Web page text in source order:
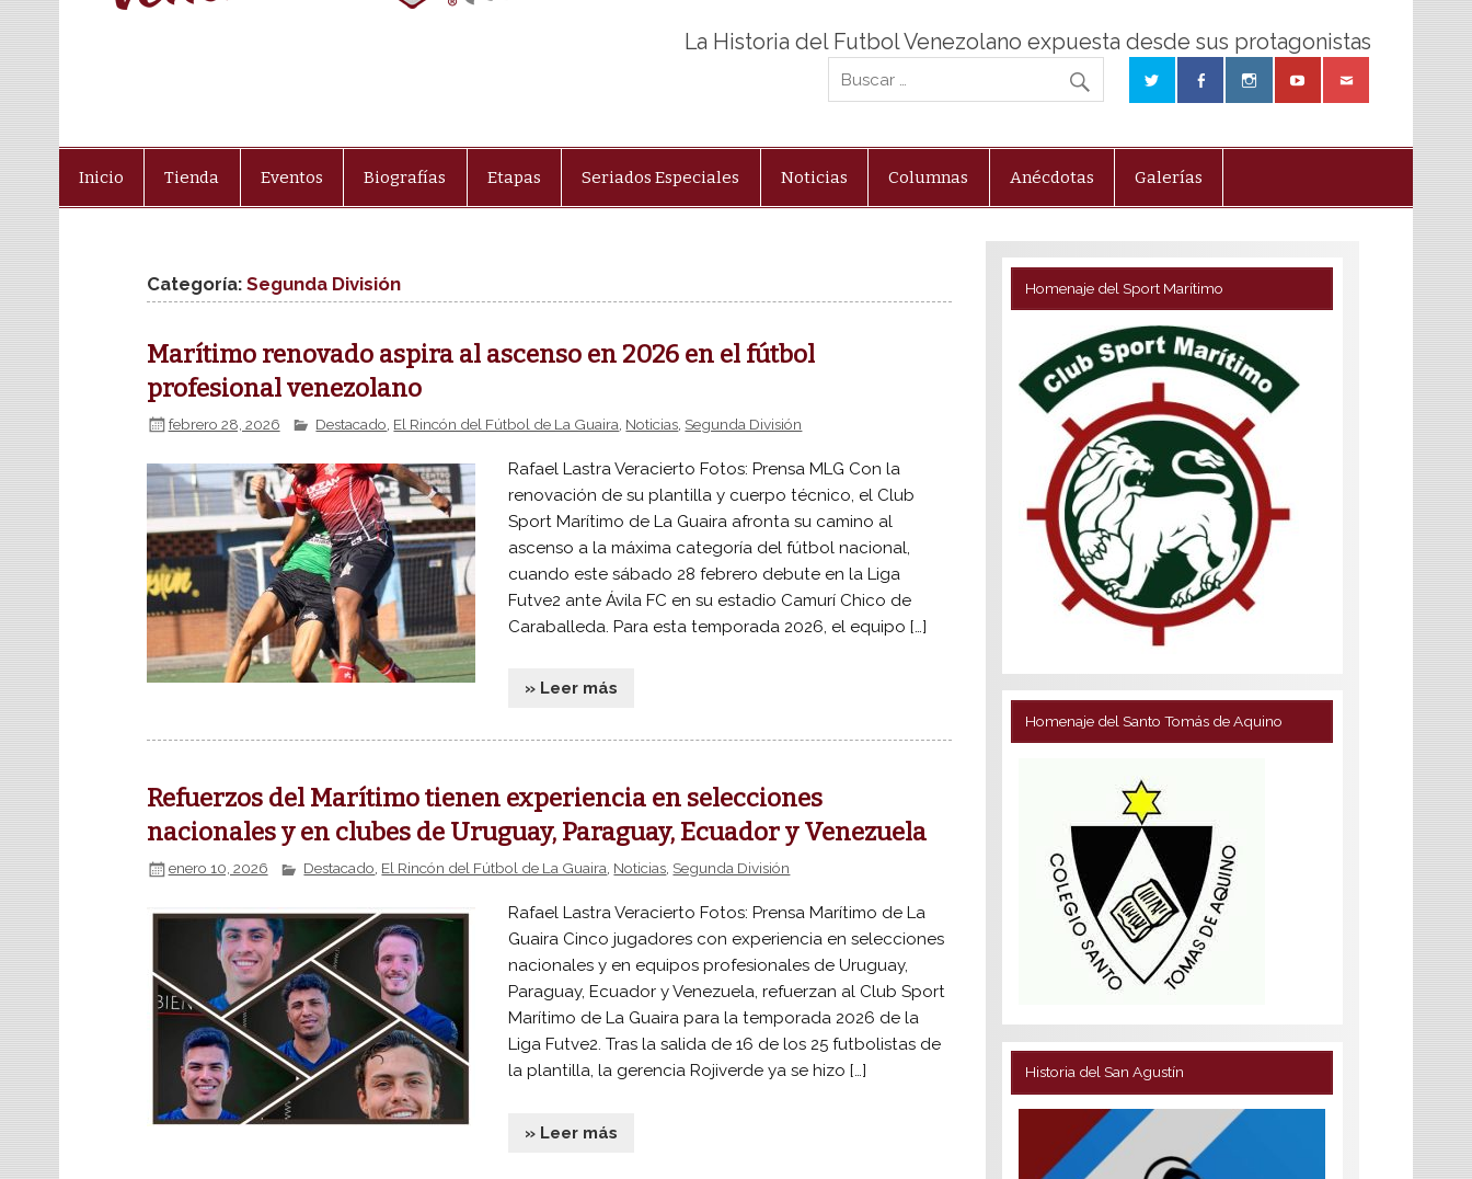
La Historia del Futbol Venezolano expuesta desde sus protagonistas
Inicio Tienda Eventos Biografías Etapas Seriados Especiales Noticias Columnas Anécdotas Galerías
Categoría: Segunda División
Marítimo renovado aspira al ascenso en 2026 en el fútbol
profesional venezolano
febrero 28, 2026 Destacado El Rincón del Fútbol de La Guaira Noticias Segunda División
Rafael Lastra Veracierto Fotos: Prensa MLG Con la
renovación de su plantilla y cuerpo técnico, el Club
Sport Marítimo de La Guaira afronta su camino al
ascenso a la máxima categoría del fútbol nacional,
cuando este sábado 28 febrero debute en la Liga
Futve2 ante Ávila FC en su estadio Camurí Chico de
Caraballeda. Para esta temporada 2026, el equipo […]
» Leer más
Refuerzos del Marítimo tienen experiencia en selecciones
nacionales y en clubes de Uruguay, Paraguay, Ecuador y Venezuela
enero 10, 2026 Destacado, El Rincón del Fútbol de La Guaira, Noticias, Segunda División
Rafael Lastra Veracierto Fotos: Prensa Marítimo de La
Guaira Cinco jugadores con experiencia en selecciones
nacionales y en equipos profesionales de Uruguay,
Paraguay, Ecuador y Venezuela, refuerzan al Club Sport
Marítimo de La Guaira para la temporada 2026 de la
Liga Futve2. Tras la salida de 16 de los 25 futbolistas de
la plantilla, la gerencia Rojiverde ya se hizo […]
» Leer más
Homenaje del Sport Marítimo
Homenaje del Santo Tomás de Aquino
Historia del San Agustín